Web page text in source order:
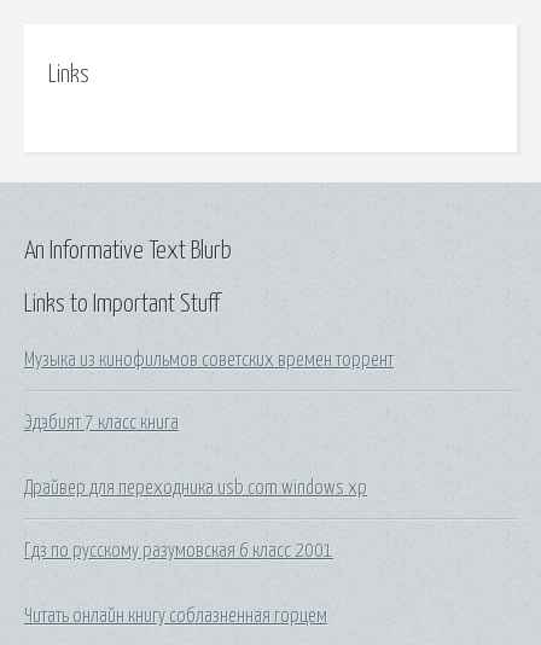
Links
Links to Important Stuff
Музыка из кинофильмов советских времен торрент
Эдэбият 7 класс книга
Драйвер для переходника usb com windows xp
Гдз по русскому разумовская 6 класс 2001
Читать онлайн книгу соблазненная горцем
An Informative Text Blurb